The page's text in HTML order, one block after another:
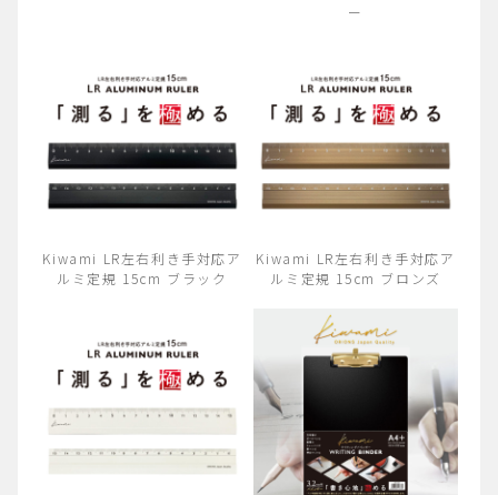
ー
Kiwami LR左右利き手対応ア
ルミ定規 15cm ブラック
Kiwami LR左右利き手対応ア
ルミ定規 15cm ブロンズ